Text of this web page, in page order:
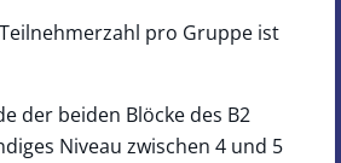
pro Gruppe ist
der beiden Blöcke des B2
Niveau zwischen 4 und 5